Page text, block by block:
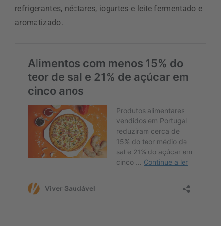
refrigerantes, néctares, iogurtes e leite fermentado e
aromatizado.